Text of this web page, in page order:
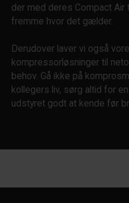
der med deres Compact
fremme hvor det gælder.
Derudover laver vi også
kompressorløsninger til
behov. Gå ikke på
kollegers liv, sørg altid for
udstyret godt at kende før